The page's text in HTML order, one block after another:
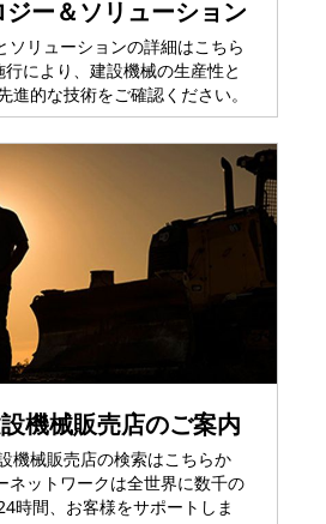
ジー＆ソリューション
ソリューションの詳細はこちら
により、建設機械の生産性と
進的な技術をご確認ください。
機械販売店のご案内
機械販売店の検索はこちらか
ネットワークは全世界に数千の
時間、お客様をサポートしま